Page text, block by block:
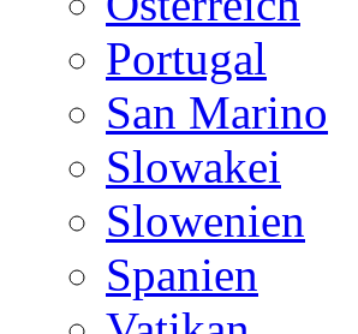
Portugal
San Marino
Slowakei
Slowenien
Spanien